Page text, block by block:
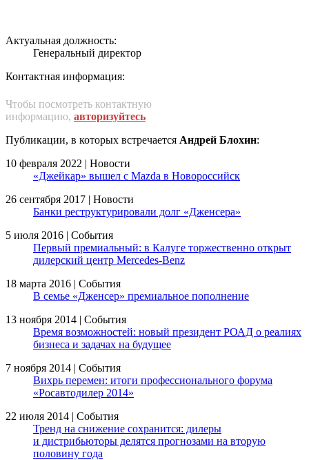
Актуальная должность:
Генеральный директор
Контактная информация:
Чтобы посмотреть контактную
информацию, авторизуйтесь
Публикации, в которых встречается Андрей Блохин:
10 февраля 2022 | Новости
«Джейкар» вышел c Mazda в Новороссийск
26 сентября 2017 | Новости
Банки реструктурировали долг «Дженсера»
5 июля 2016 | События
Первый премиальный: в Калуге торжественно открыт
дилерский центр Mercedes-Benz
18 марта 2016 | События
В семье «Дженсер» премиальное пополнение
13 ноября 2014 | События
Время возможностей: новый президент РОАД о реалиях
бизнеса и задачах на будущее
7 ноября 2014 | События
Вихрь перемен: итоги профессионального форума
«Росавтодилер 2014»
22 июля 2014 | События
Тренд на снижение сохранится: дилеры
и дистрибьюторы делятся прогнозами на вторую
половину года